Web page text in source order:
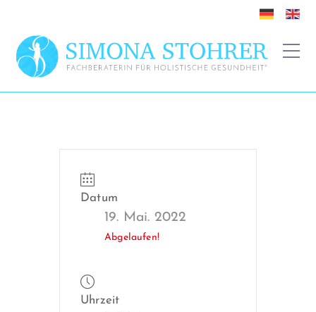
Datum
19. Mai. 2022
Abgelaufen!
Uhrzeit